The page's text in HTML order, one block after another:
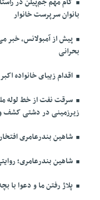
بانوان سرپرست خانوار
پیش از آمبولانس، خبر
بحرانی
اقدام زیبای خانواده
سرقت نفت از خط لوله
زیرزمینی در دشتی کشف
شاهین بندرعامری
شاهین بندرعامری؛
پلاژ رفتن ما و دعوا با